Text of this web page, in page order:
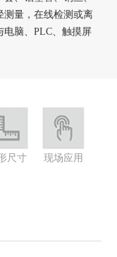
测量，在线检测或离
电脑、PLC、触摸屏
尺寸 现场应用